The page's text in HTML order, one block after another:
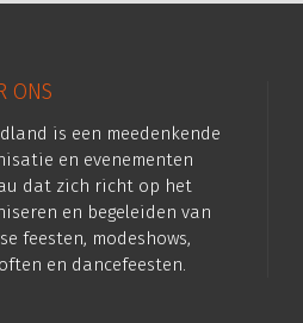
ONS
is een meedenkende
en evenementen
dat zich richt op het
en begeleiden van
feesten, modeshows,
en dancefeesten.